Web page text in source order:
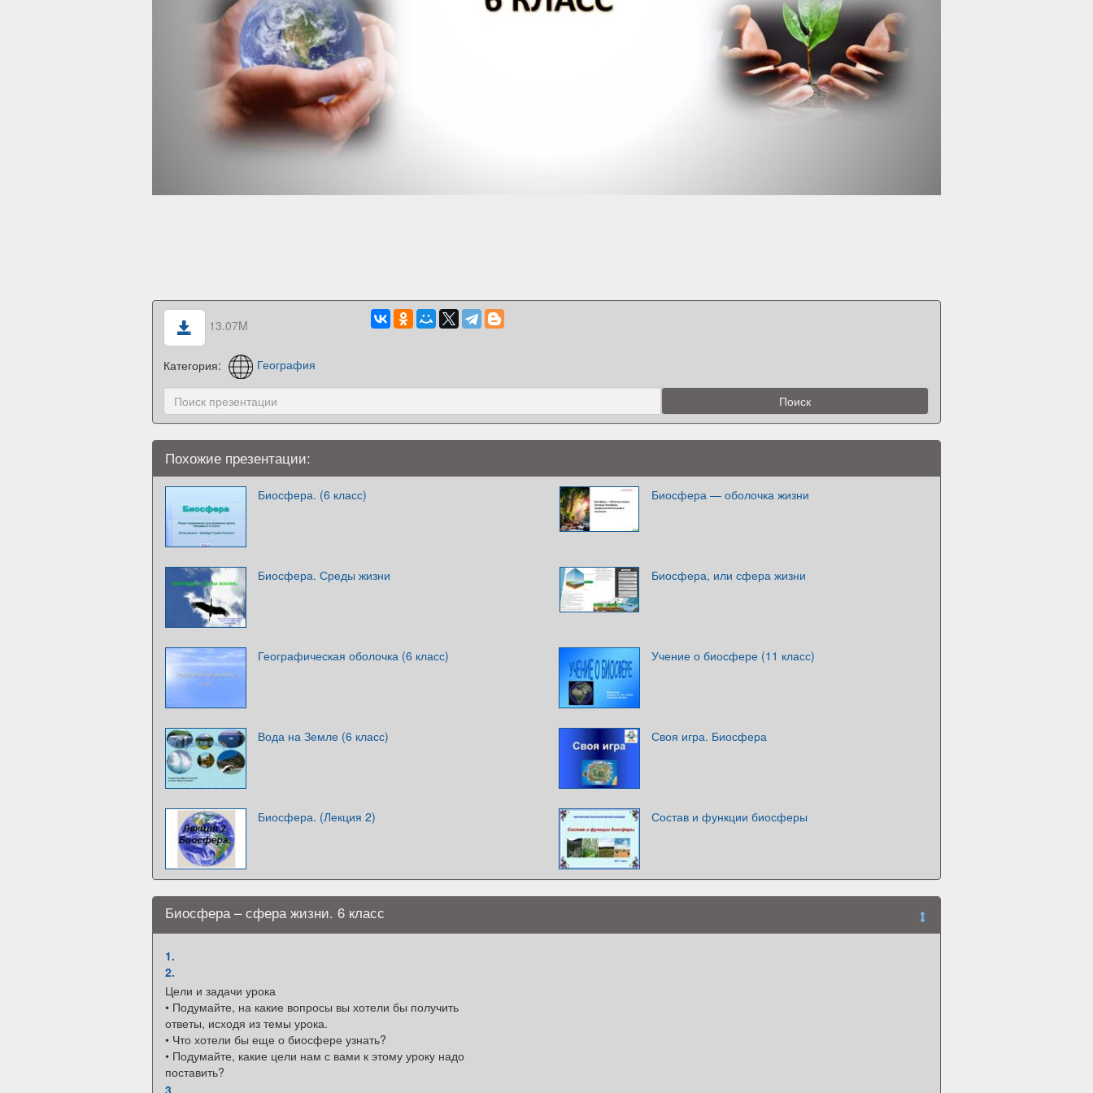
13.07M
Категория: География
Похожие презентации:
Биосфера. (6 класс) Биосфера — оболочка жизни
Биосфера. Среды жизни Биосфера, или сфера жизни
Географическая оболочка (6 класс) Учение о биосфере (11 класс)
Вода на Земле (6 класс) Своя игра. Биосфера
Биосфера. (Лекция 2) Состав и функции биосферы
Биосфера – сфера жизни. 6 класс
1.
2.
Цели и задачи урока
• Подумайте, на какие вопросы вы хотели бы получить
ответы, исходя из темы урока.
• Что хотели бы еще о биосфере узнать?
• Подумайте, какие цели нам с вами к этому уроку надо
поставить?
3.